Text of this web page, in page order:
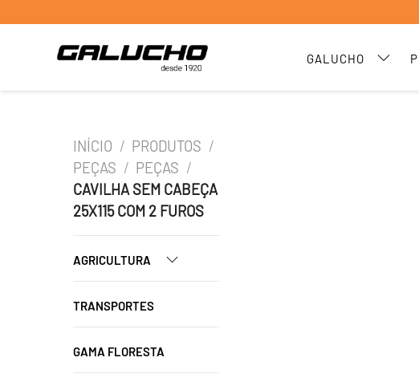
GALUCHO
INÍCIO / PRODUTOS /
PEÇAS / PEÇAS /
CAVILHA SEM CABEÇA
25X115 COM 2 FUROS
AGRICULTURA
TRANSPORTES
GAMA FLORESTA